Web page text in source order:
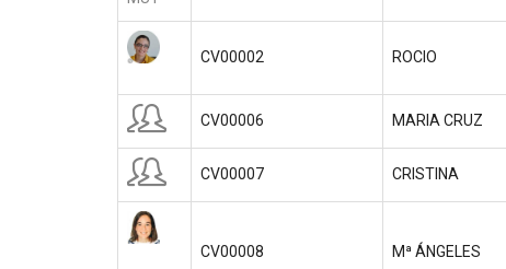
CV00002 ROCIO
CV00006 MARIA CRUZ
CV00007 CRISTINA
CV00008 Mª ÁNGELES